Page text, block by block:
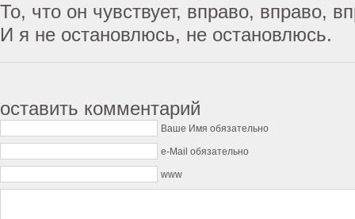
То, что он чувствует, вправо, вправо,
И я не остановлюсь, не остановлюсь.
оставить комментарий
Ваше Имя обязательно
e-Mail обязательно
www